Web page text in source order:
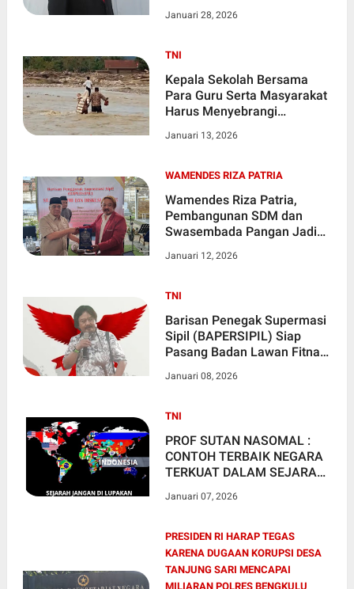
Pulau dan Merapi
Januari 28, 2026
TNI
Kepala Sekolah Bersama
Para Guru Serta Masyarakat
Harus Menyebrangi
Kecamatan Pinding Gayo
Januari 13, 2026
WAMENDES RIZA PATRIA
Wamendes Riza Patria,
Pembangunan SDM dan
Swasembada Pangan Jadi
Januari 12, 2026
TNI
Barisan Penegak Supermasi
Sipil (BAPERSIPIL) Siap
Pasang Badan Lawan Fitnah
Prabowo Subianto
Januari 08, 2026
TNI
PROF SUTAN NASOMAL :
CONTOH TERBAIK NEGARA
TERKUAT DALAM SEJARAH
Januari 07, 2026
PRESIDEN RI HARAP TEGAS
KARENA DUGAAN KORUPSI DESA
TANJUNG SARI MENCAPAI
MILIARAN POLRES BENGKULU